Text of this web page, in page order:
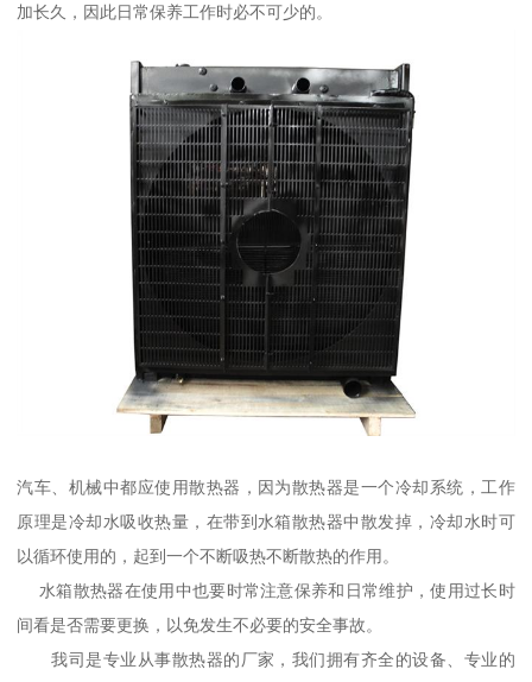
加长久，因此日常保养工作时必不可少的。
汽车、机械中都应使用散热器，因为散热器是一个冷却系统，工作
原理是冷却水吸收热量，在带到水箱散热器中散发掉，冷却水时可
以循环使用的，起到一个不断吸热不断散热的作用。
水箱散热器在使用中也要时常注意保养和日常维护，使用过长时
间看是否需要更换，以免发生不必要的安全事故。
我司是专业从事散热器的厂家，我们拥有齐全的设备、专业的